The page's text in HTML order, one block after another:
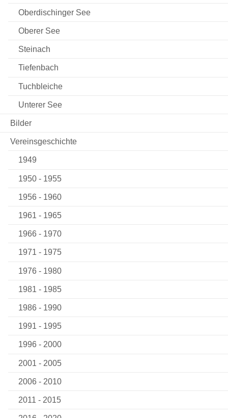
Oberdischinger See
Oberer See
Steinach
Tiefenbach
Tuchbleiche
Unterer See
Bilder
Vereinsgeschichte
1949
1950 - 1955
1956 - 1960
1961 - 1965
1966 - 1970
1971 - 1975
1976 - 1980
1981 - 1985
1986 - 1990
1991 - 1995
1996 - 2000
2001 - 2005
2006 - 2010
2011 - 2015